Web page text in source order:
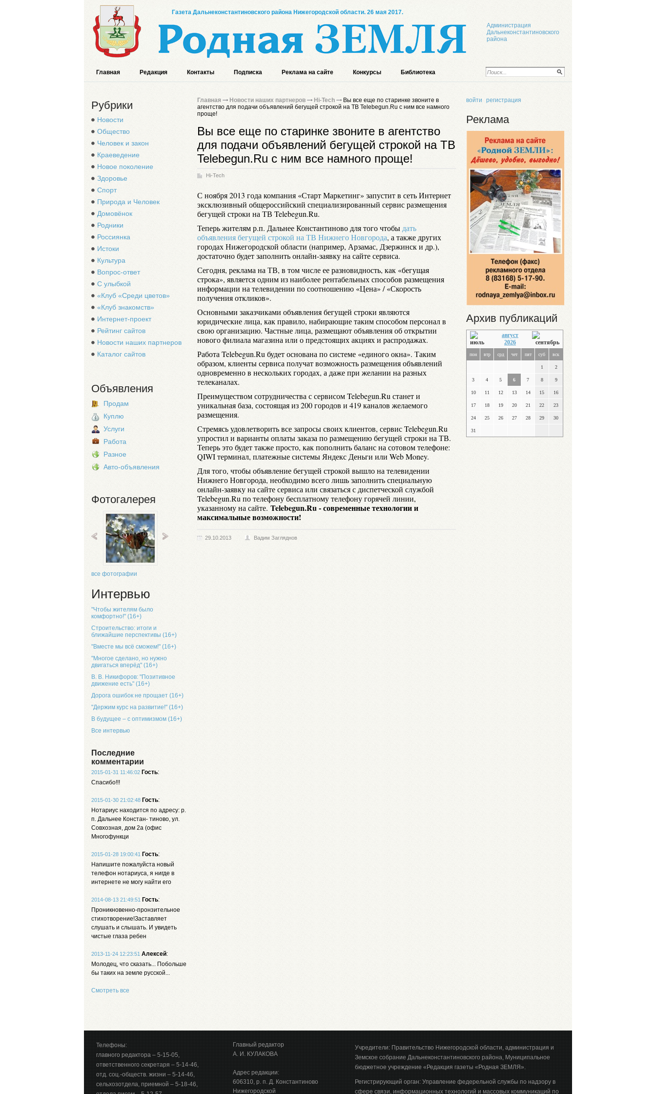
Газета Дальнеконстантиновского района Нижегородской области. 26 мая 2017.
Администрация
Дальнеконстантиновского
района
Главная Редакция Контакты Подписка Реклама на сайте Конкурсы Библиотека
Рубрики
Новости
Общество
Человек и закон
Краеведение
Новое поколение
Здоровье
Спорт
Природа и Человек
Домовёнок
Родники
Россиянка
Истоки
Культура
Вопрос-ответ
С улыбкой
«Клуб «Среди цветов»
«Клуб знакомств»
Интернет-проект
Рейтинг сайтов
Новости наших партнеров
Каталог сайтов
Объявления
Продам
Куплю
Услуги
Работа
Разное
Авто-объявления
Фотогалерея
все фотографии
Интервью
"Чтобы жителям было
комфортно!" (16+)
Строительство: итоги и
ближайшие перспективы (16+)
"Вместе мы всё сможем!" (16+)
"Многое сделано, но нужно
двигаться вперёд" (16+)
В. В. Никифоров: "Позитивное
движение есть" (16+)
Дорога ошибок не прощает (16+)
"Держим курс на развитие!" (16+)
В будущее – с оптимизмом (16+)
Все интервью
Последние
комментарии
2015-01-31 11:46:02 Гость:
Спасибо!!!
2015-01-30 21:02:48 Гость:
Нотариус находится по адресу: р.
п. Дальнее Констан- тиново, ул.
Совхозная, дом 2а (офис
Многофункци
2015-01-28 19:00:41 Гость:
Напишите пожалуйста новый
телефон нотариуса, я нигде в
интернете не могу найти его
2014-08-13 21:49:51 Гость:
Проникновенно-пронзительное
стихотворение!Заставляет
слушать и слышать. И увидеть
чистые глаза ребен
2013-11-24 12:23:51 Алексей:
Молодец, что сказать... Побольше
бы таких на земле русской...
Смотреть все
Главная Новости наших партнеров Hi-Tech
Вы все еще по старинке звоните в
агентство для подачи объявлений бегущей строкой на ТВ Telebegun.Ru с ним все намного
проще!
Вы все еще по старинке звоните в агентство
для подачи объявлений бегущей строкой на ТВ
Telebegun.Ru с ним все намного проще!
Hi-Tech
С ноября 2013 года компания «Старт Маркетинг» запустит в сеть Интернет
эксклюзивный общероссийский специализированный сервис размещения
бегущей строки на ТВ Telebegun.Ru.
Теперь жителям р.п. Дальнее Константиново для того чтобы дать
объявления бегущей строкой на ТВ Нижнего Новгорода, а также других
городах Нижегородской области (например, Арзамас, Дзержинск и др.),
достаточно будет заполнить онлайн-заявку на сайте сервиса.
Сегодня, реклама на ТВ, в том числе ее разновидность, как «бегущая
строка», является одним из наиболее рентабельных способов размещения
информации на телевидении по соотношению «Цена» / «Скорость
получения откликов».
Основными заказчиками объявления бегущей строки являются
юридические лица, как правило, набирающие таким способом персонал в
свою организацию. Частные лица, размещают объявления об открытии
нового филиала магазина или о предстоящих акциях и распродажах.
Работа Telebegun.Ru будет основана по системе «единого окна». Таким
образом, клиенты сервиса получат возможность размещения объявлений
одновременно в нескольких городах, а даже при желании на разных
телеканалах.
Преимуществом сотрудничества с сервисом Telebegun.Ru станет и
уникальная база, состоящая из 200 городов и 419 каналов желаемого
размещения.
Стремясь удовлетворить все запросы своих клиентов, сервис Telebegun.Ru
упростил и варианты оплаты заказа по размещению бегущей строки на ТВ.
Теперь это будет также просто, как пополнить баланс на сотовом телефоне:
QIWI терминал, платежные системы Яндекс Деньги или Web Money.
Для того, чтобы объявление бегущей строкой вышло на телевидении
Нижнего Новгорода, необходимо всего лишь заполнить специальную
онлайн-заявку на сайте сервиса или связаться с диспетческой службой
Telebegun.Ru по телефону бесплатному телефону горячей линии,
указанному на сайте. Telebegun.Ru- современные технологии и
максимальные возможности!
29.10.2013 Вадим Загляднов
войти регистрация
Реклама
Архив публикаций
август
2026
пон втр срд чет пят суб вск
1 2
3 4 5 6 7 8 9
10 11 12 13 14 15 16
17 18 19 20 21 22 23
24 25 26 27 28 29 30
31
Телефоны:
главного редактора – 5-15-05,
ответственного секретаря – 5-14-46,
отд. соц.-обществ. жизни – 5-14-46,
сельхозотдела, приемной – 5-18-46,
Главный редактор
А. И. КУЛАКОВА
Адрес редакции:
606310, р. п. Д. Константиново
Нижегородской
Учредители: Правительство Нижегородской области, администрация и
Земское собрание Дальнеконстантиновского района, Муниципальное
бюджетное учреждение «Редакция газеты «Родная ЗЕМЛЯ».
Регистрирующий орган: Управление федерельной службы по надзору в
сфере связи, информационных технологий и массовых коммуникаций по